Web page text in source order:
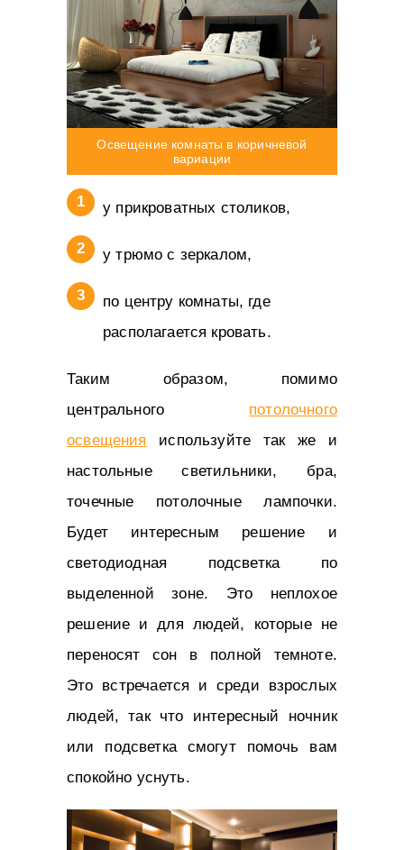
Освещение комнаты в коричневой
вариации
у прикроватных столиков,
у трюмо с зеркалом,
по центру комнаты, где
располагается кровать.
Таким образом, помимо
центрального потолочного
освещения используйте так же и
настольные светильники, бра,
точечные потолочные лампочки.
Будет интересным решение и
светодиодная подсветка по
выделенной зоне. Это неплохое
решение и для людей, которые не
переносят сон в полной темноте.
Это встречается и среди взрослых
людей, так что интересный ночник
или подсветка смогут помочь вам
спокойно уснуть.